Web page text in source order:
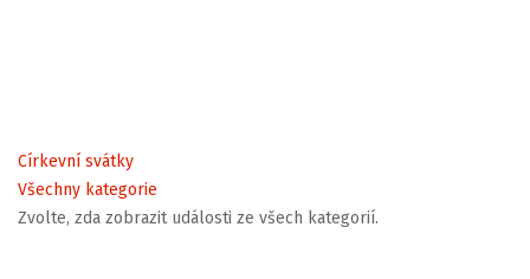
Církevní svátky
Všechny kategorie
Zvolte, zda zobrazit události ze všech kategorií.